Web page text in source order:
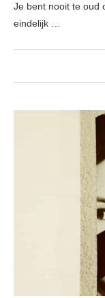
Je bent nooit te oud
eindelijk …